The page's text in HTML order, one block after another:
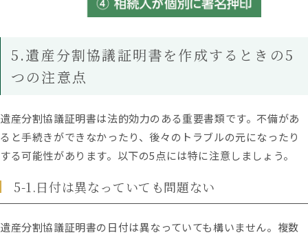
5.遺産分割協議証明書を作成するときの5
つの注意点
遺産分割協議証明書は法的効力のある重要書類です。不備があ
ると手続きができなかったり、後々のトラブルの元になったり
する可能性があります。以下の5点には特に注意しましょう。
5-1.日付は異なっていても問題ない
遺産分割協議証明書の日付は異なっていても構いません。複数